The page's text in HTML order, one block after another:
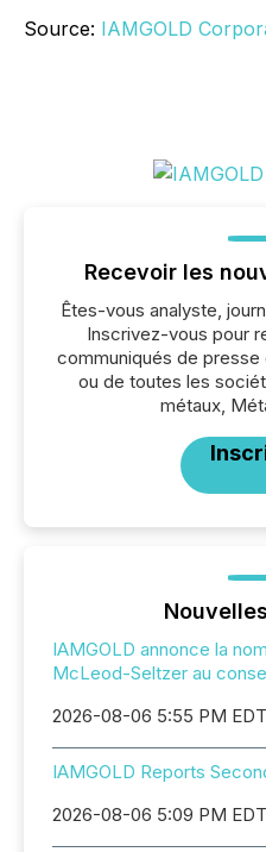
Source: IAMGOLD
Recevoir les
Êtes-vous analyste,
Inscrivez-vous pour
communiqués de presse
ou de toutes les
métaux,
IAMGOLD annonce la
McLeod-Seltzer au
2026-08-06 5:55 PM EDT
IAMGOLD Reports
2026-08-06 5:09 PM EDT